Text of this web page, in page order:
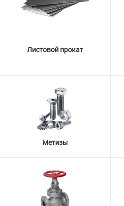
Листовой прокат
Метизы